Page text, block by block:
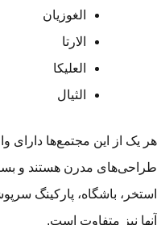
الغوزیان
الارتا
العلیکا
الثیال
یک از این مجتمع‌ها دارای
مدرن هستند و
باشگاه، پارکینگ
نیز متفاوت است.